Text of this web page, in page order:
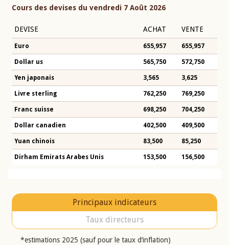
Cours des devises du vendredi 7 Août 2026
DEVISE ACHAT VENTE
Euro 655,957 655,957
Dollar us 565,750 572,750
Yen japonais 3,565 3,625
Livre sterling 762,250 769,250
Franc suisse 698,250 704,250
Dollar canadien 402,500 409,500
Yuan chinois 83,500 85,250
Dirham Emirats Arabes Unis 153,500 156,500
Principaux indicateurs
Taux directeurs
*estimations 2025 (sauf pour le taux d’inflation)